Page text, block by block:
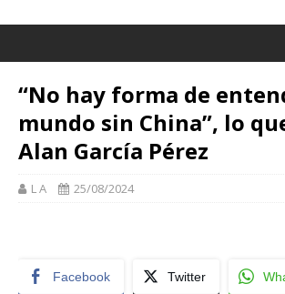
“No hay forma de
mundo sin China”, lo
Alan García Pérez
L A 25/08/2024
Facebook Twitter